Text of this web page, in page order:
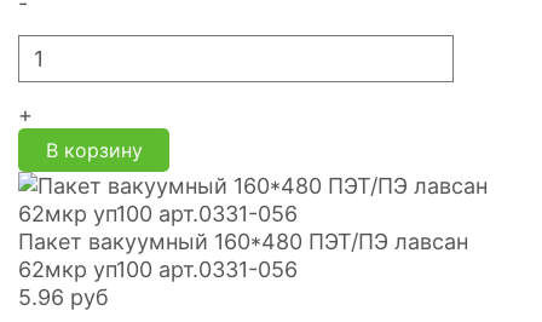
+
В корзину
Пакет вакуумный 160*480 ПЭТ/ПЭ лавсан
62мкр уп100 арт.0331-056
5.96 руб